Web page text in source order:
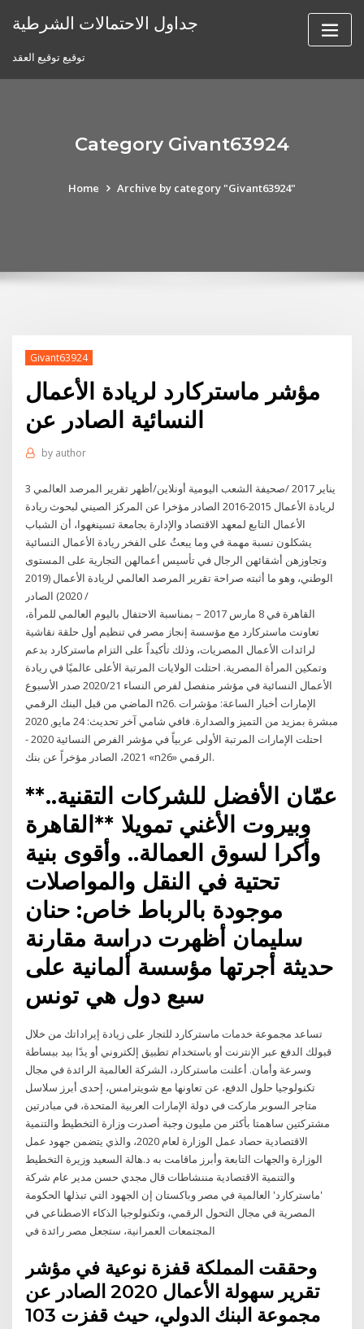
جداول الاحتمالات الشرطية
توقيع توقيع العقد
Category Givant63924
Home Archive by category "Givant63924"
Givant63924
مؤشر ماستركارد لريادة الأعمال
النسائية الصادر عن
by author
3 يناير 2017 /صحيفة الشعب اليومية أونلاين/أظهر تقرير المرصد العالمي
لريادة الأعمال 2015-2016 الصادر مؤخرا عن المركز الصيني لبحوث ريادة
الأعمال التابع لمعهد الاقتصاد والإدارة بجامعة تسينغهوا، أن الشباب
يشكلون نسبة مهمة في وما يبعثُ على الفخر ريادة الأعمال النسائية
وتجاوزهن أشقائهن الرجال في تأسيس أعمالهن التجارية على المستوى
الوطني، وهو ما أثبته صراحة تقرير المرصد العالمي لريادة الأعمال (2019
/ 2020) الصادر
القاهرة في 8 مارس 2017 – بمناسبة الاحتفال باليوم العالمي للمرأة،
تعاونت ماستركارد مع مؤسسة إنجاز مصر في تنظيم أول حلقة نقاشية
لرائدات الأعمال المصريات، وذلك تأكيداً على التزام ماستركارد بدعم
وتمكين المرأة المصرية. احتلت الولايات المرتبة الأعلى عالميًا في ريادة
الأعمال النسائية في مؤشر منفصل لفرص النساء 2020/21 صدر الأسبوع
الماضي من قبل البنك الرقمي n26. الإمارات أخبار الساعة: مؤشرات
مبشرة بمزيد من التميز والصدارة. فافي شامي آخر تحديث: 24 مايو, 2020
احتلت الإمارات المرتبة الأولى عربياً في مؤشر الفرص النسائية 2020 -
2021، الصادر مؤخراً عن بنك «n26» الرقمي.
**عمّان الأفضل للشركات التقنية..
وبيروت الأغني تمويلا **القاهرة
وأكرا لسوق العمالة.. وأقوى بنية
تحتية في النقل والمواصلات
موجودة بالرباط خاص: حنان
سليمان أظهرت دراسة مقارنة
حديثة أجرتها مؤسسة ألمانية على
سبع دول هي تونس
تساعد مجموعة خدمات ماستركارد للتجار على زيادة إيراداتك من خلال
قبولك الدفع عبر الإنترنت أو باستخدام تطبيق إلكتروني أو يدًا بيد ببساطة
وسرعة وأمان. أعلنت ماستركارد، الشركة العالمية الرائدة في مجال
تكنولوجيا حلول الدفع، عن تعاونها مع شويترامس، إحدى أبرز سلاسل
متاجر السوبر ماركت في دولة الإمارات العربية المتحدة، في مبادرتين
مشتركتين ساهمتا بأكثر من مليون وجبة أصدرت وزارة التخطيط والتنمية
الاقتصادية حصاد عمل الوزارة لعام 2020، والذي يتضمن جهود عمل
الوزارة والجهات التابعة وأبرز ماقامت به د.هالة السعيد وزيرة التخطيط
والتنمية الاقتصادية مننشاطات قال مجدي حسن مدير عام شركة
'ماستركارد' العالمية في مصر وباكستان إن الجهود التي تبذلها الحكومة
المصرية في مجال التحول الرقمي، وتكنولوجيا الذكاء الاصطناعي في
المجتمعات العمرانية، ستجعل مصر رائدة في
وحققت المملكة قفزة نوعية في مؤشر
تقرير سهولة الأعمال 2020 الصادر عن
مجموعة البنك الدولي، حيث قفزت 103